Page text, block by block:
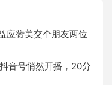
应赞美交个朋友两位
音号悄然开播，20分